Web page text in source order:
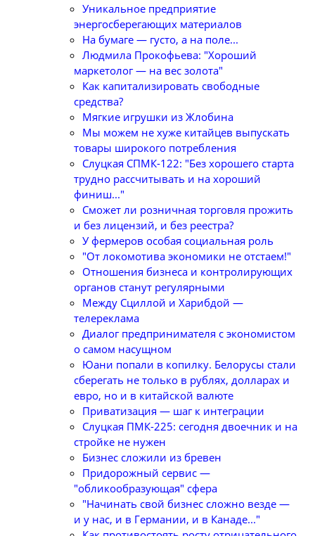
Уникальное предприятие
энергосберегающих материалов
На бумаге — густо, а на поле...
Людмила Прокофьева: "Хороший
маркетолог — на вес золота"
Как капитализировать свободные
средства?
Мягкие игрушки из Жлобина
Мы можем не хуже китайцев выпускать
товары широкого потребления
Слуцкая СПМК-122: "Без хорошего старта
трудно рассчитывать и на хороший
финиш..."
Сможет ли розничная торговля прожить
и без лицензий, и без реестра?
У фермеров особая социальная роль
"От локомотива экономики не отстаем!"
Отношения бизнеса и контролирующих
органов станут регулярными
Между Сциллой и Харибдой —
телереклама
Диалог предпринимателя с экономистом
о самом насущном
Юани попали в копилку. Белорусы стали
сберегать не только в рублях, долларах и
евро, но и в китайской валюте
Приватизация — шаг к интеграции
Слуцкая ПМК-225: сегодня двоечник и на
стройке не нужен
Бизнес сложили из бревен
Придорожный сервис —
"обликообразующая" сфера
"Начинать свой бизнес сложно везде —
и у нас, и в Германии, и в Канаде..."